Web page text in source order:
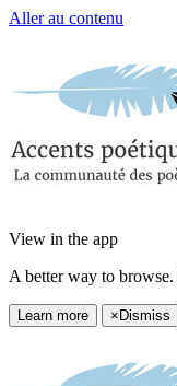
Aller au contenu
View in the app
A better way to browse.
Learn more × Dismiss